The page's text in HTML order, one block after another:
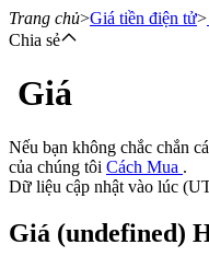
Hợp đồng tương lai
Trang chủ>Giá tiền điện tử>
Chia sẻ
Giá
Nếu bạn không chắc chắn
của chúng tôi Cách Mua .
Dữ liệu cập nhật vào lúc
Giá (undefined)